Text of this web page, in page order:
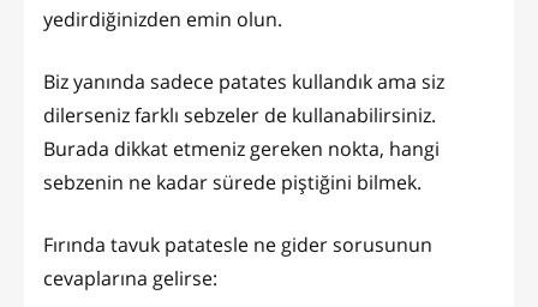
yedirdiğinizden emin olun.
Biz yanında sadece patates kullandık ama siz
dilerseniz farklı sebzeler de kullanabilirsiniz.
Burada dikkat etmeniz gereken nokta, hangi
sebzenin ne kadar sürede piştiğini bilmek.
Fırında tavuk patatesle ne gider sorusunun
cevaplarına gelirse: